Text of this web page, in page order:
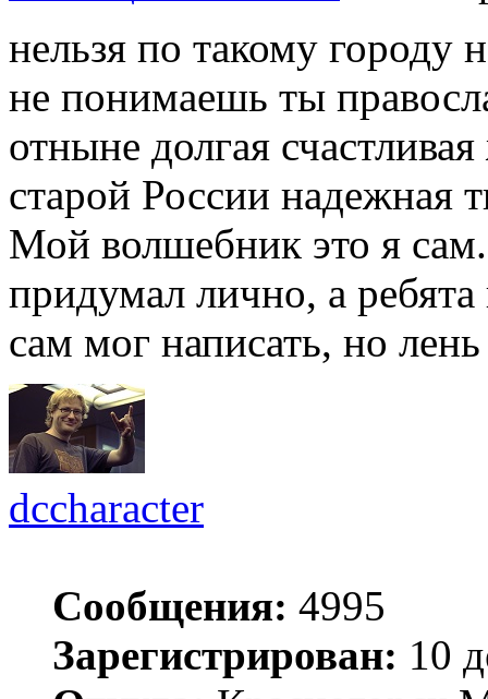
нельзя по такому городу
не понимаешь ты
отныне долгая
старой России надежная
Мой волшебник это я
придумал лично, а
сам мог написать, но
dccharacter
Сообщения: 4995
Зарегистрирован: 10